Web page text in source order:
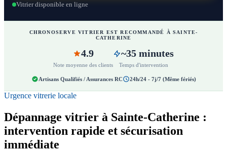
Vitrier disponible en ligne
CHRONOSERVE VITRIER EST RECOMMANDÉ À SAINTE-
CATHERINE
4.9
Note moyenne des clients
~35 minutes
Temps d'intervention
Artisans Qualifiés / Assurances RC 24h/24 - 7j/7 (Même fériés)
Urgence vitrerie locale
Dépannage vitrier à Sainte-Catherine :
intervention rapide et sécurisation
immédiate